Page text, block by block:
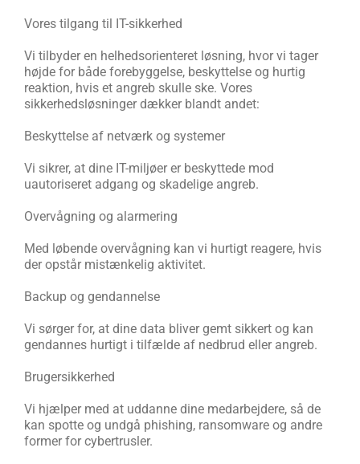
Vores tilgang til IT-sikkerhed
Vi tilbyder en helhedsorienteret løsning, hvor vi tager
højde for både forebyggelse, beskyttelse og hurtig
reaktion, hvis et angreb skulle ske. Vores
sikkerhedsløsninger dækker blandt andet:
Beskyttelse af netværk og systemer
Vi sikrer, at dine IT-miljøer er beskyttede mod
uautoriseret adgang og skadelige angreb.
Overvågning og alarmering
Med løbende overvågning kan vi hurtigt reagere, hvis
der opstår mistænkelig aktivitet.
Backup og gendannelse
Vi sørger for, at dine data bliver gemt sikkert og kan
gendannes hurtigt i tilfælde af nedbrud eller angreb.
Brugersikkerhed
Vi hjælper med at uddanne dine medarbejdere, så de
kan spotte og undgå phishing, ransomware og andre
former for cybertrusler.